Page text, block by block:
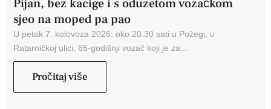
Pijan, bez kacige i s oduzetom vozačkom
sjeo na moped pa pao
U petak 7. kolovoza 2026. oko 20.30 sati u Požegi, u
Ratarničkoj ulici, 65-godišnji vozač koji je za...
Pročitaj više